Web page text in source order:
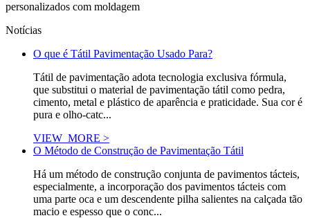
personalizados com moldagem
Notícias
O que é Tátil Pavimentação Usado Para?
Tátil de pavimentação adota tecnologia exclusiva fórmula,
que substitui o material de pavimentação tátil como pedra,
cimento, metal e plástico de aparência e praticidade. Sua cor é
pura e olho-catc...
VIEW_MORE >
O Método de Construção de Pavimentação Tátil
Há um método de construção conjunta de pavimentos tácteis,
especialmente, a incorporação dos pavimentos tácteis com
uma parte oca e um descendente pilha salientes na calçada tão
macio e espesso que o conc...